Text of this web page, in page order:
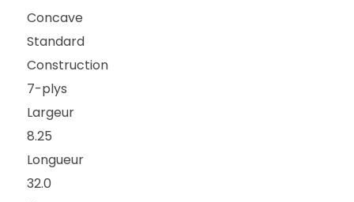
Concave
Standard
Construction
7-plys
Largeur
8.25
Longueur
32.0